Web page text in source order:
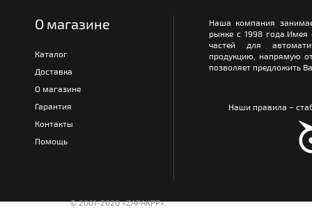
О магазине
Каталог
Доставка
О магазине
Гарантия
Контакты
Помощь
Наша компания
рынке с 1998
частей для
продукцию, напрямую
позволяет предложить
Наши правила –
© 2001-2020 «ZAPAKPP».